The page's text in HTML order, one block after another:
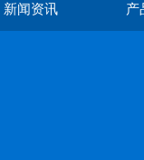
新闻资讯 产